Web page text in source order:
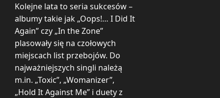
Kolejne lata to seria sukcesów –
albumy takie jak „Oops!… I Did It
Again” czy „In the Zone”
plasowały się na czołowych
miejscach list przebojów. Do
najważniejszych singli należą
m.in. „Toxic”, „Womanizer”,
„Hold It Against Me” i duety z